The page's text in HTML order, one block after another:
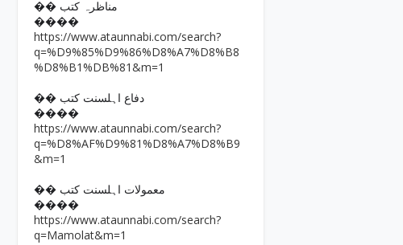
�� مناظرہ کتب
����
https://www.ataunnabi.com/search?
q=%D9%85%D9%86%D8%A7%D8%B8
%D8%B1%DB%81&m=1
�� دفاع اہلسنت کتب
����
https://www.ataunnabi.com/search?
q=%D8%AF%D9%81%D8%A7%D8%B9
&m=1
�� معمولات اہلسنت کتب
����
https://www.ataunnabi.com/search?
q=Mamolat&m=1